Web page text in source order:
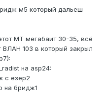
м5 который дальеш
МТ мегабаит 30-35, всё
103 в который закрыл
на asp24:
с езер2
на бридж1